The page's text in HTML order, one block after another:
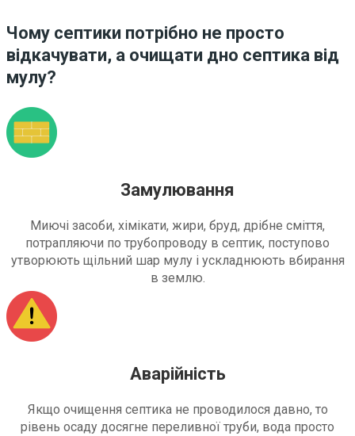
Чому септики потрібно не просто
відкачувати, а очищати дно септика від
мулу?
Замулювання
Миючі засоби, хімікати, жири, бруд, дрібне сміття,
потрапляючи по трубопроводу в септик, поступово
утворюють щільний шар мулу і ускладнюють вбирання
в землю.
Аварійність
Якщо очищення септика не проводилося давно, то
рівень осаду досягне переливної труби, вода просто